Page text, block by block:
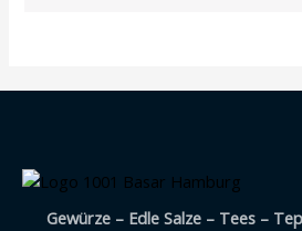
Gewürze – Edle Salze – Tees –